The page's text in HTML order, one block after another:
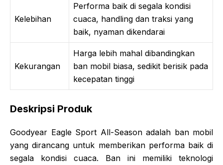
Kelebihan
Performa baik di segala kondisi
cuaca, handling dan traksi yang
baik, nyaman dikendarai
Kekurangan
Harga lebih mahal dibandingkan
ban mobil biasa, sedikit berisik pada
kecepatan tinggi
Deskripsi Produk
Goodyear Eagle Sport All-Season adalah ban mobil
yang dirancang untuk memberikan performa baik di
segala kondisi cuaca. Ban ini memiliki teknologi